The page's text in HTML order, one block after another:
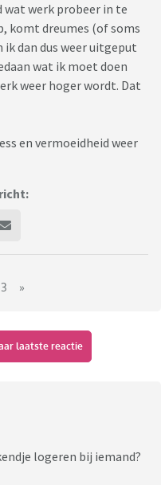
wat werk probeer in te
komt dreumes (of soms
ik dan dus weer uitgeput
wat ik moet doen
weer hoger wordt. Dat
en vermoeidheid weer
3 »
laatste reactie
logeren bij iemand?